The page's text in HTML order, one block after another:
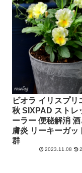
ビオラ イリスプリ
秋 SIXPAD ストレ
ーラー 便秘解消
膚炎 リーキーガッ
群
2023.11.08